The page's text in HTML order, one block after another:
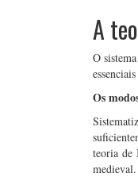
A
O
Os
teoria de
medieval.